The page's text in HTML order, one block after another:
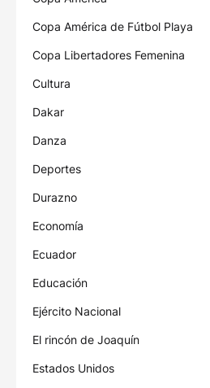
Copa América de Fútbol Playa
Copa Libertadores Femenina
Cultura
Dakar
Danza
Deportes
Durazno
Economía
Ecuador
Educación
Ejército Nacional
El rincón de Joaquín
Estados Unidos